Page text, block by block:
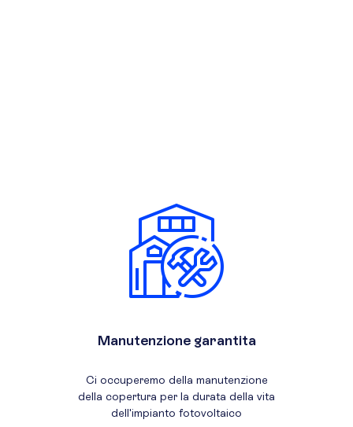
Manutenzione garantita
Ci occuperemo della manutenzione
della copertura per la durata della vita
dell'impianto fotovoltaico